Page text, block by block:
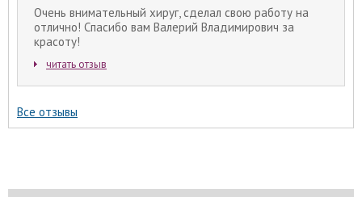
Очень внимательный хируг, сделал свою работу на
отлично! Спасибо вам Валерий Владимирович за
красоту!
читать отзыв
Все отзывы